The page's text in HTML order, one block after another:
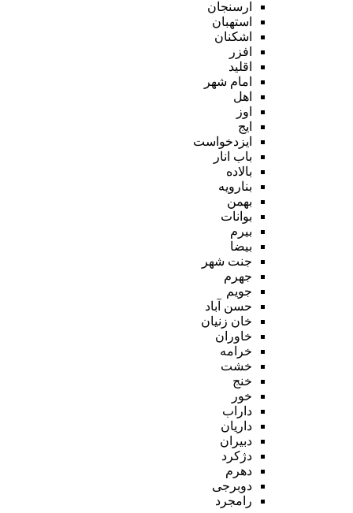
ارسنجان
استهبان
اشکنان
افزر
اقلید
امام شهر
اهل
اوز
ایج
ایزدخواست
باب انار
بالاده
بنارویه
بهمن
بوانات
بیرم
بیضا
جنت شهر
جهرم
جویم
حسن آباد
خان زنیان
خاوران
خرامه
خشت
خنج
خور
داراب
داریان
دبیران
دژکرد
دهرم
دوبرجی
رامجرد